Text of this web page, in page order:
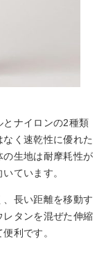
とナイロンの2種類
く速乾性に優れた
生地は耐摩耗性が
ています。
長い距離を移動す
レタンを混ぜた伸縮
利です。